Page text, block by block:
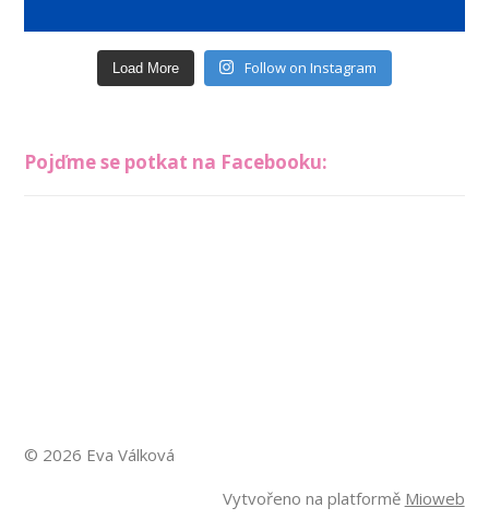
Load More Follow on Instagram
Pojďme se potkat na Facebooku:
© 2026 Eva Válková
Vytvořeno na platformě Mioweb